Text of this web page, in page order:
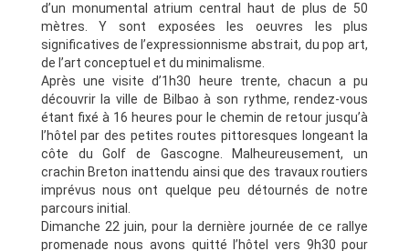
d’un monumental atrium central haut de plus de 50
mètres. Y sont exposées les oeuvres les plus
significatives de l’expressionnisme abstrait, du pop art,
de l’art conceptuel et du minimalisme.
Après une visite d’1h30 heure trente, chacun a pu
découvrir la ville de Bilbao à son rythme, rendez-vous
étant fixé à 16 heures pour le chemin de retour jusqu’à
l’hôtel par des petites routes pittoresques longeant la
côte du Golf de Gascogne. Malheureusement, un
crachin Breton inattendu ainsi que des travaux routiers
imprévus nous ont quelque peu détournés de notre
parcours initial.
Dimanche 22 juin, pour la dernière journée de ce rallye
promenade nous avons quitté l’hôtel vers 9h30 pour